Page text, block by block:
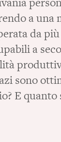
a una
da
a
sono
E quanto